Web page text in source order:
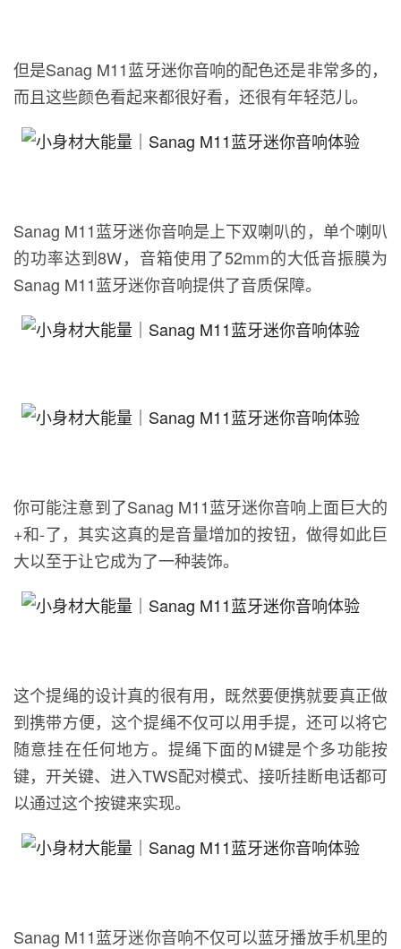
但是Sanag M11蓝牙迷你音响的配色还是非常多的，
而且这些颜色看起来都很好看，还很有年轻范儿。
Sanag M11蓝牙迷你音响是上下双喇叭的，单个喇叭
的功率达到8W，音箱使用了52mm的大低音振膜为
Sanag M11蓝牙迷你音响提供了音质保障。
你可能注意到了Sanag M11蓝牙迷你音响上面巨大的
+和-了，其实这真的是音量增加的按钮，做得如此巨
大以至于让它成为了一种装饰。
这个提绳的设计真的很有用，既然要便携就要真正做
到携带方便，这个提绳不仅可以用手提，还可以将它
随意挂在任何地方。提绳下面的M键是个多功能按
键，开关键、进入TWS配对模式、接听挂断电话都可
以通过这个按键来实现。
Sanag M11蓝牙迷你音响不仅可以蓝牙播放手机里的